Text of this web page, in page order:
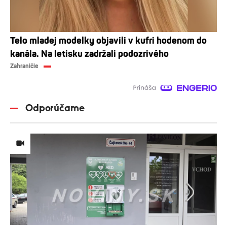
Telo mladej modelky objavili v kufri hodenom do
kanála. Na letisku zadržali podozrivého
Zahraničie
Odporúčame